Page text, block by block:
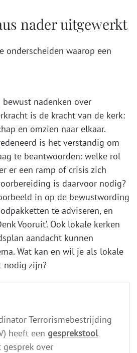
nader uitgewerkt
onderscheiden waarop een
nadenken over
is de kracht van de kerk:
en omzien naar elkaar.
is het verstandig om
te beantwoorden: welke rol
er een ramp of crisis zich
is daarvoor nodig?
in op de bewustwording
te adviseren, en
Vooruit’. Ook lokale kerken
aandacht kunnen
Wat kan en wil je als lokale
nodig zijn?
Terrorismebestrijding
heeft een gesprekstool
over